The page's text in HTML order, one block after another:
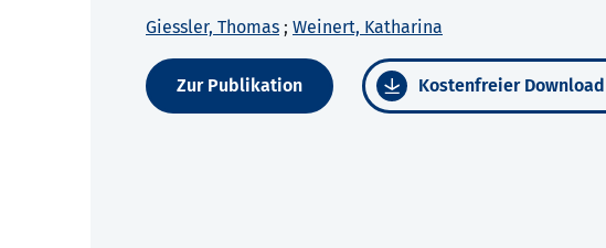
Giessler, Thomas ; Weinert, Katharina
Zur Publikation Kostenfreier Download